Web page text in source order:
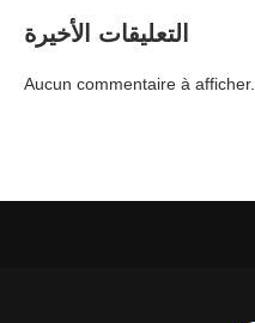
التعليقات الأخيرة
Aucun commentaire à afficher.